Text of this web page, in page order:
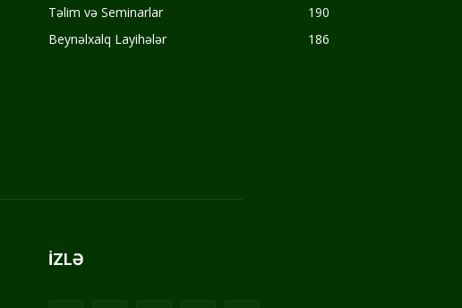
Təlim və Seminarlar
190
Beynəlxalq Layihələr
186
İZLƏ